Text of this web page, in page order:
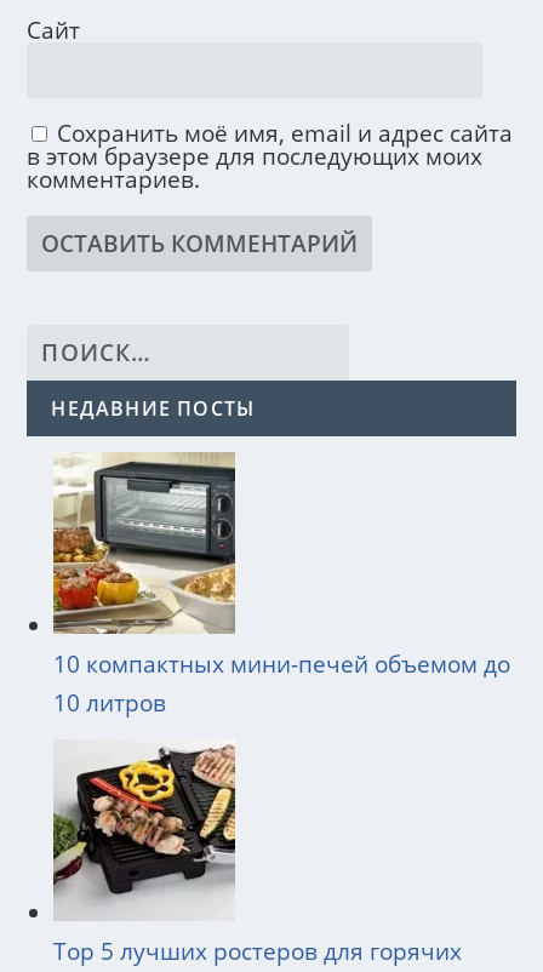
Сайт
Сохранить моё имя, email и адрес сайта
в этом браузере для последующих моих
комментариев.
НЕДАВНИЕ ПОСТЫ
10 компактных мини-печей объемом до
10 литров
Top 5 лучших ростеров для горячих